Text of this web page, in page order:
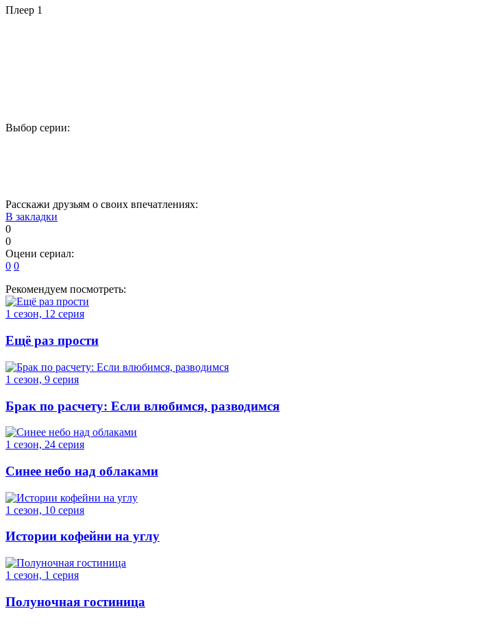
Плеер 1
Выбор серии:
Расскажи друзьям о своих впечатлениях:
В закладки
0
0
Оцени сериал:
0 0
Рекомендуем посмотреть:
1 сезон, 12 серия
Ещё раз прости
1 сезон, 9 серия
Брак по расчету: Если влюбимся, разводимся
1 сезон, 24 серия
Синее небо над облаками
1 сезон, 10 серия
Истории кофейни на углу
1 сезон, 1 серия
Полуночная гостиница